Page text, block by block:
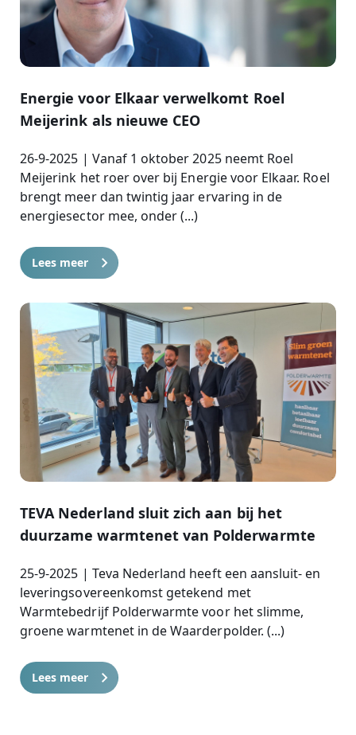
Energie voor Elkaar verwelkomt Roel
Meijerink als nieuwe CEO
26-9-2025 | Vanaf 1 oktober 2025 neemt Roel
Meijerink het roer over bij Energie voor Elkaar. Roel
brengt meer dan twintig jaar ervaring in de
energiesector mee, onder (...)
Lees meer
TEVA Nederland sluit zich aan bij het
duurzame warmtenet van Polderwarmte
25-9-2025 | Teva Nederland heeft een aansluit- en
leveringsovereenkomst getekend met
Warmtebedrijf Polderwarmte voor het slimme,
groene warmtenet in de Waarderpolder. (...)
Lees meer